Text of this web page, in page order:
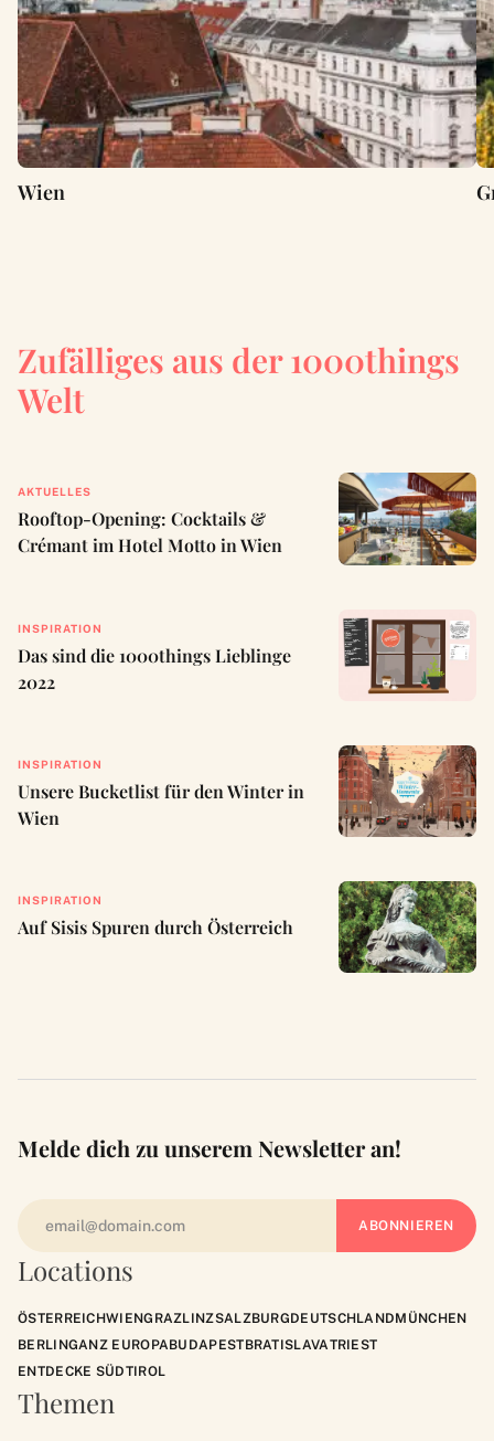
Wien
Zufälliges aus der 1000things
Welt
AKTUELLES
Rooftop-Opening: Cocktails &
Crémant im Hotel Motto in Wien
INSPIRATION
Das sind die 1000things Lieblinge
2022
INSPIRATION
Unsere Bucketlist für den Winter in
Wien
INSPIRATION
Auf Sisis Spuren durch Österreich
Locations
ÖSTERREICHWIENGRAZLINZSALZBURGDEUTSCHLANDMÜNCHEN
BERLINGANZ EUROPABUDAPESTBRATISLAVATRIEST
ENTDECKE SÜDTIROL
Themen
Melde dich zu unserem Newsletter an!